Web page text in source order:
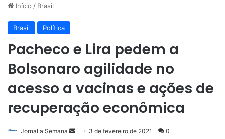
Início / Brasil
Brasil Política
Pacheco e Lira pedem a
Bolsonaro agilidade no
acesso a vacinas e ações de
recuperação econômica
Jornal a Semana
Mande3 de fevereiro de 2021 0